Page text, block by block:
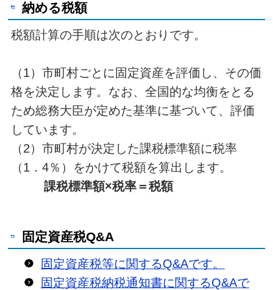
納める税額
税額計算の手順は次のとおりです。
（1）市町村ごとに固定資産を評価し、その価
格を決定します。なお、全国的な均衡をとる
ため総務大臣が定めた基準に基づいて、評価
しています。
（2）市町村が決定した課税標準額に税率
（1．4％）をかけて税額を算出します。
課税標準額×税率＝税額
固定資産税Q&A
固定資産税等に関するQ&Aです。
固定資産税納税通知書に関するQ&Aで